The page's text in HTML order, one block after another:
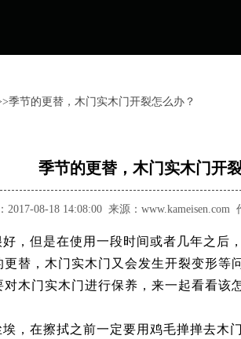
季节的更替，木门实木门开裂怎么办？
季节的更替，木门实木门开
2017-08-18 14:08:00 来源：
，但是在使用一段时间或者几年之后
替，木门实木门又会发生开裂变形等
木门实木门进行保养，来一起看看该
，在擦拭之前一定要用鸡毛掸掸去木